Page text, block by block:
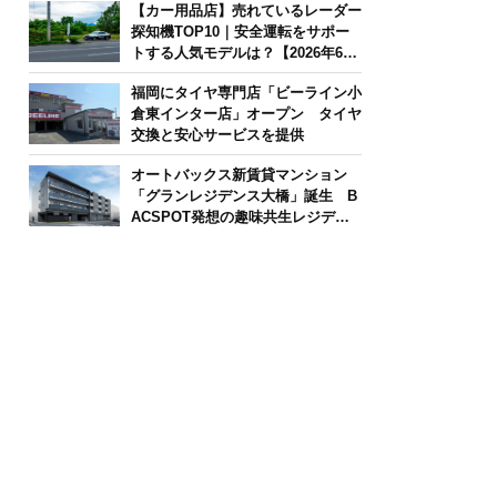
【カー用品店】売れているレーダー
探知機TOP10｜安全運転をサポー
トする人気モデルは？【2026年6月
版】
福岡にタイヤ専門店「ビーライン小
倉東インター店」オープン タイヤ
交換と安心サービスを提供
オートバックス新賃貸マンション
「グランレジデンス大橋」誕生 B
ACSPOT発想の趣味共生レジデン